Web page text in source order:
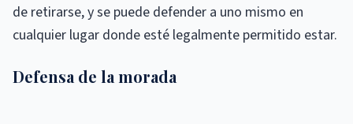
de retirarse, y se puede defender a uno mismo en
cualquier lugar donde esté legalmente permitido estar.
Defensa de la morada